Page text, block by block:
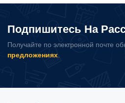
выбрать
на
странице
Подпишитесь На
Получайте по электронной почте
предложениях.